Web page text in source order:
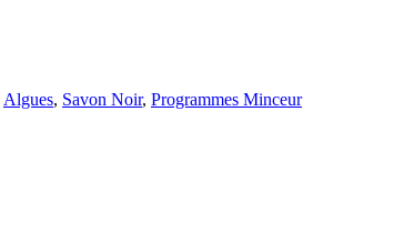
Algues, Savon Noir, Programmes Minceur